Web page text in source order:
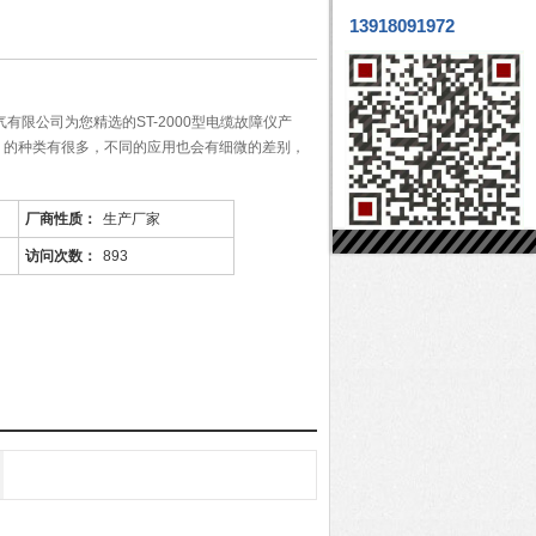
有限公司为您精选的ST-2000型电缆故障仪产
种类有很多，不同的应用也会有细微的差别，
厂商性质： 生产厂家
访问次数： 893
13918091972